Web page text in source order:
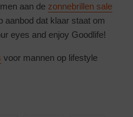
aan de zonnebrillen sale
aanbod dat klaar staat om
eyes and enjoy Goodlife!
voor mannen op lifestyle